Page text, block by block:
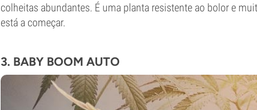
colheitas abundantes. É uma planta resistente ao bolor e
está a começar.
3. BABY BOOM AUTO